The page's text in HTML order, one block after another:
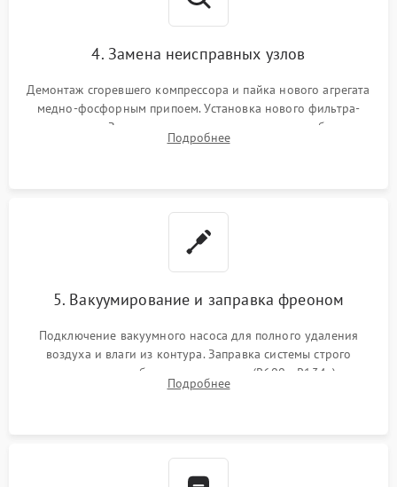
4. Замена неисправных узлов
Демонтаж сгоревшего компрессора и пайка нового агрегата
медно-фосфорным припоем. Установка нового фильтра-
осушителя. Замена изношенных вентиляторов обдува,
сломанных заслонок или поврежденных дверных петель.
Подробнее
5. Вакуумирование и заправка фреоном
Подключение вакуумного насоса для полного удаления
воздуха и влаги из контура. Заправка системы строго
дозированным объемом хладагента (R600a, R134a) по
электронным весам. Контроль рабочего давления в системе.
Подробнее